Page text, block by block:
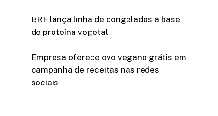
BRF lança linha de congelados à base
de proteína vegetal
Empresa oferece ovo vegano grátis em
campanha de receitas nas redes
sociais